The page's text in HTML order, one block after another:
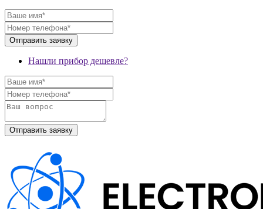
Нашли прибор дешевле?